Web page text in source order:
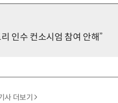
인수 컨소시엄 참여 안해”
사 더보기